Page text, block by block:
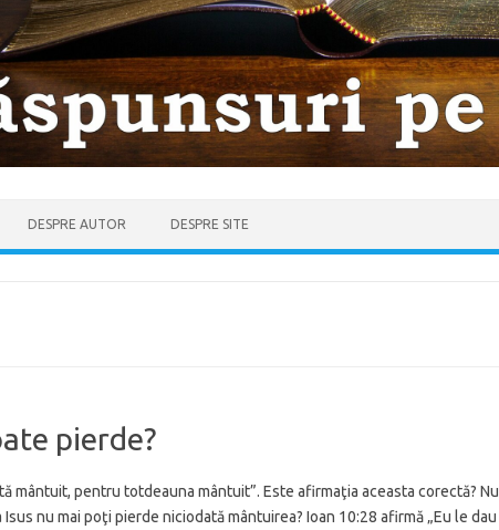
DESPRE AUTOR DESPRE SITE
pierde?
mântuit, pentru totdeauna mântuit”. Este afirmaţia aceasta corectă? Nu
nu mai poţi pierde niciodată mântuirea? Ioan 10:28 afirmă „Eu le dau